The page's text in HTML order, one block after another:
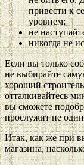
привести к
уровнем;
не
никогда не
Если вы только
не выбирайте
хороший
отталкивайтесь
вы сможете
прослужит не
Итак, как же при
магазина,